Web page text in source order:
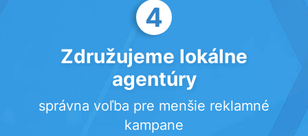
4
Združujeme lokálne
agentúry
správna voľba pre menšie reklamné
kampane